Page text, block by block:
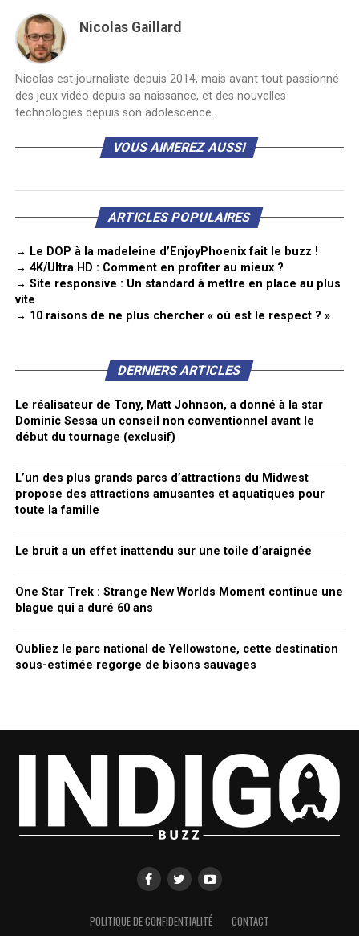
Nicolas Gaillard
Nicolas est journaliste depuis 2014, mais avant tout passionné
des jeux vidéo depuis sa naissance, et des nouvelles
technologies depuis son adolescence.
VOUS AIMEREZ AUSSI
ARTICLES POPULAIRES
→ Le DOP à la madeleine d’EnjoyPhoenix fait le buzz !
→ 4K/Ultra HD : Comment en profiter au mieux ?
→ Site responsive : Un standard à mettre en place au plus
vite
→ 10 raisons de ne plus chercher « où est le respect ? »
DERNIERS ARTICLES
Le réalisateur de Tony, Matt Johnson, a donné à la star
Dominic Sessa un conseil non conventionnel avant le
début du tournage (exclusif)
L’un des plus grands parcs d’attractions du Midwest
propose des attractions amusantes et aquatiques pour
toute la famille
Le bruit a un effet inattendu sur une toile d’araignée
One Star Trek : Strange New Worlds Moment continue une
blague qui a duré 60 ans
Oubliez le parc national de Yellowstone, cette destination
sous-estimée regorge de bisons sauvages
POLITIQUE DE CONFIDENTIALITÉ CONTACT